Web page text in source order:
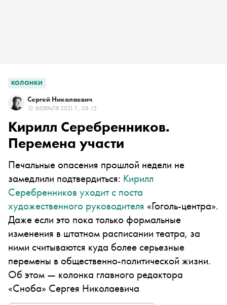
КОЛОНКИ
Сергей Николаевич
12 ФЕВРАЛЯ 2021 Г., 08:15
Кирилл Серебренников.
Перемена участи
Печальные опасения прошлой недели не
замедлили подтвердиться: Кирилл
Серебренников уходит с поста
художественного руководителя «Гоголь-центра».
Даже если это пока только формальные
изменения в штатном расписании театра, за
ними считываются куда более серьезные
перемены в общественно-политической жизни.
Об этом — колонка главного редактора
«Сноба» Сергея Николаевича